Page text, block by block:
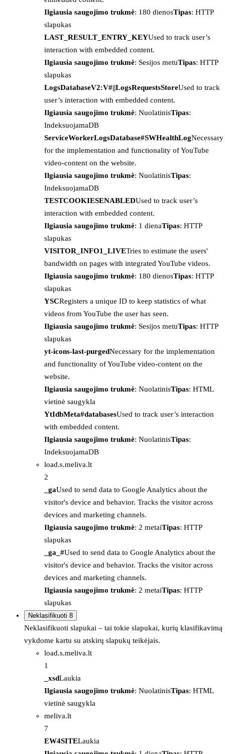
Ilgiausia saugojimo trukmė: 180 dienosTipas: HTTP
slapukas
LAST_RESULT_ENTRY_KEYUsed to track user’s
interaction with embedded content.
Ilgiausia saugojimo trukmė: Sesijos metuTipas: HTTP
slapukas
LogsDatabaseV2:V#||LogsRequestsStoreUsed to track
user’s interaction with embedded content.
Ilgiausia saugojimo trukmė: NuolatinisTipas:
IndeksuojamaDB
ServiceWorkerLogsDatabase#SWHealthLogNecessary
for the implementation and functionality of YouTube
video-content on the website.
Ilgiausia saugojimo trukmė: NuolatinisTipas:
IndeksuojamaDB
TESTCOOKIESENABLEDUsed to track user’s
interaction with embedded content.
Ilgiausia saugojimo trukmė: 1 dienaTipas: HTTP
slapukas
VISITOR_INFO1_LIVETries to estimate the users'
bandwidth on pages with integrated YouTube videos.
Ilgiausia saugojimo trukmė: 180 dienosTipas: HTTP
slapukas
YSCRegisters a unique ID to keep statistics of what
videos from YouTube the user has seen.
Ilgiausia saugojimo trukmė: Sesijos metuTipas: HTTP
slapukas
yt-icons-last-purgedNecessary for the implementation
and functionality of YouTube video-content on the
website.
Ilgiausia saugojimo trukmė: NuolatinisTipas: HTML
vietinė saugykla
YtIdbMeta#databasesUsed to track user’s interaction
with embedded content.
Ilgiausia saugojimo trukmė: NuolatinisTipas:
IndeksuojamaDB
load.s.meliva.lt
2
_gaUsed to send data to Google Analytics about the
visitor's device and behavior. Tracks the visitor across
devices and marketing channels.
Ilgiausia saugojimo trukmė: 2 metaiTipas: HTTP
slapukas
_ga_#Used to send data to Google Analytics about the
visitor's device and behavior. Tracks the visitor across
devices and marketing channels.
Ilgiausia saugojimo trukmė: 2 metaiTipas: HTTP
slapukas
Neklasifikuoti 8
Neklasifikuoti slapukai – tai tokie slapukai, kurių klasifikavimą
vykdome kartu su atskirų slapukų teikėjais.
load.s.meliva.lt
1
_xsdLaukia
Ilgiausia saugojimo trukmė: NuolatinisTipas: HTML
vietinė saugykla
meliva.lt
7
EW4SITELaukia